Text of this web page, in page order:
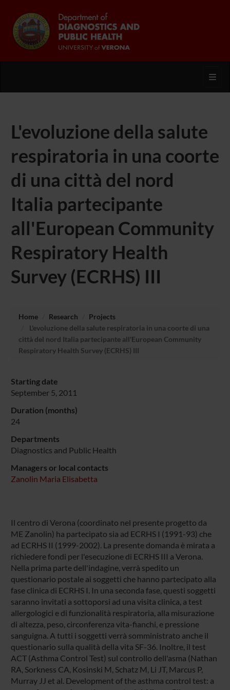
L'evoluzione della salute
respiratoria in una coorte
di una città del nord
Italia partecipante
all'European Community
Respiratory Health
Survey (ECRHS) III
Home Research
Projects
L'evoluzione della salute respiratoria in una coorte di una
città del nord Italia partecipante all'European Community
Respiratory Health Survey (ECRHS) III
Starting date
September 5, 2011
Duration (months)
24
Departments
Diagnostics and Public Health
Managers or local contacts
Zanolin Maria Elisabetta
Il centro di Verona (coordinato nel presente progetto da
ME Zanolin) ha partecipato sia ad ECRHS I (1991-93) che
ad ECRHS II (1999-2002). La presente domanda è mirata a
richiedere fondi per l'esecuzione di ECRHS III a Verona.
Nella prima parte dell'indagine, verrà spedito un
questionario postale ai soggetti che hanno partecipato alla
fase clinica di ECRHS I. In una seconda fase, questi soggetti
saranno invitati a sottoporsi ad una visita clinica, a test
allergologici e di funzionalità respiratoria, alla misurazione
di altezza, peso, circonferenza vita-fianchi, e pressione
sanguigna. A tutti i soggetti verrà somministrato anche il
questionario sulla qualità della vita SF-36. Inoltre, il test
ACT (Asthma Control Test) sul controllo dell'asma (Nathan
RA, Sorkness CA, Kosinski M, Schatz M, Li JT, Marcus P,
Murray JJ et al. Development of the asthma control test: a